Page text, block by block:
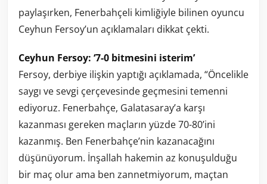
paylaşırken, Fenerbahçeli kimliğiyle bilinen oyuncu
Ceyhun Fersoy’un açıklamaları dikkat çekti.
Ceyhun Fersoy: ‘7-0 bitmesini isterim’
Fersoy, derbiye ilişkin yaptığı açıklamada, “Öncelikle
saygı ve sevgi çerçevesinde geçmesini temenni
ediyoruz. Fenerbahçe, Galatasaray’a karşı
kazanması gereken maçların yüzde 70-80’ini
kazanmış. Ben Fenerbahçe’nin kazanacağını
düşünüyorum. İnşallah hakemin az konuşulduğu
bir maç olur ama ben zannetmiyorum, maçtan